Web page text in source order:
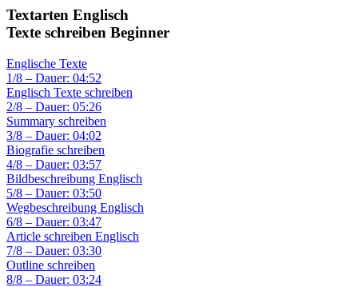
Textarten Englisch
Texte schreiben Beginner
Englische Texte
1/8 – Dauer: 04:52
Englisch Texte schreiben
2/8 – Dauer: 05:26
Summary schreiben
3/8 – Dauer: 04:02
Biografie schreiben
4/8 – Dauer: 03:57
Bildbeschreibung Englisch
5/8 – Dauer: 03:50
Wegbeschreibung Englisch
6/8 – Dauer: 03:47
Article schreiben Englisch
7/8 – Dauer: 03:30
Outline schreiben
8/8 – Dauer: 03:24